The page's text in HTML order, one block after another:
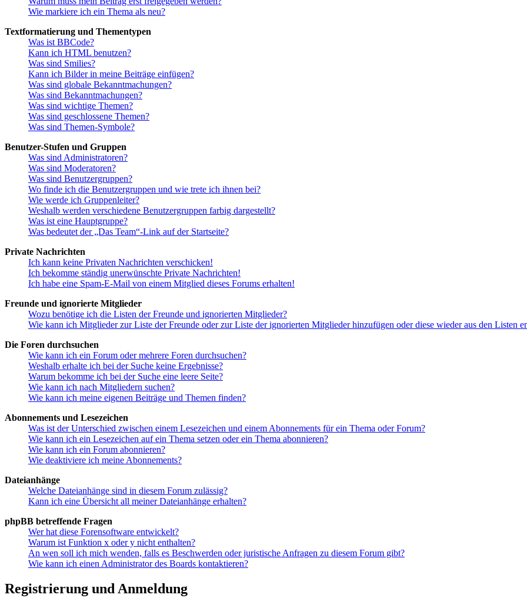
Wie markiere ich ein Thema als neu?
Textformatierung und Thementypen
Was ist BBCode?
Kann ich HTML benutzen?
Was sind Smilies?
Kann ich Bilder in meine Beiträge einfügen?
Was sind globale Bekanntmachungen?
Was sind Bekanntmachungen?
Was sind wichtige Themen?
Was sind geschlossene Themen?
Was sind Themen-Symbole?
Benutzer-Stufen und Gruppen
Was sind Administratoren?
Was sind Moderatoren?
Was sind Benutzergruppen?
Wo finde ich die Benutzergruppen und wie trete ich ihnen bei?
Wie werde ich Gruppenleiter?
Weshalb werden verschiedene Benutzergruppen farbig dargestellt?
Was ist eine Hauptgruppe?
Was bedeutet der „Das Team“-Link auf der Startseite?
Private Nachrichten
Ich kann keine Privaten Nachrichten verschicken!
Ich bekomme ständig unerwünschte Private Nachrichten!
Ich habe eine Spam-E-Mail von einem Mitglied dieses Forums erhalten!
Freunde und ignorierte Mitglieder
Wozu benötige ich die Listen der Freunde und ignorierten Mitglieder?
Wie kann ich Mitglieder zur Liste der Freunde oder zur Liste der ignorierten Mitglieder hinzufügen oder diese wieder aus den Listen
Die Foren durchsuchen
Wie kann ich ein Forum oder mehrere Foren durchsuchen?
Weshalb erhalte ich bei der Suche keine Ergebnisse?
Warum bekomme ich bei der Suche eine leere Seite?
Wie kann ich nach Mitgliedern suchen?
Wie kann ich meine eigenen Beiträge und Themen finden?
Abonnements und Lesezeichen
Was ist der Unterschied zwischen einem Lesezeichen und einem Abonnements für ein Thema oder Forum?
Wie kann ich ein Lesezeichen auf ein Thema setzen oder ein Thema abonnieren?
Wie kann ich ein Forum abonnieren?
Wie deaktiviere ich meine Abonnements?
Dateianhänge
Welche Dateianhänge sind in diesem Forum zulässig?
Kann ich eine Übersicht all meiner Dateianhänge erhalten?
phpBB betreffende Fragen
Wer hat diese Forensoftware entwickelt?
Warum ist Funktion x oder y nicht enthalten?
An wen soll ich mich wenden, falls es Beschwerden oder juristische Anfragen zu diesem Forum gibt?
Wie kann ich einen Administrator des Boards kontaktieren?
Registrierung und Anmeldung